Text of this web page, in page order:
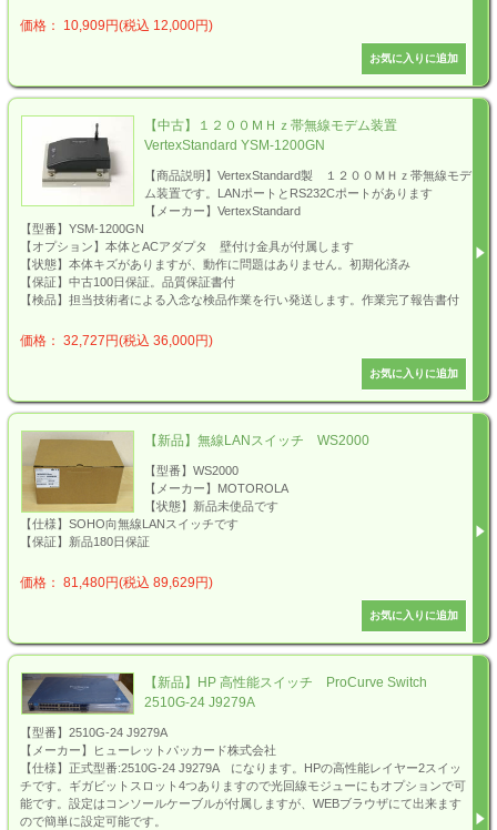
価格： 10,909円(税込 12,000円)
【中古】１２００ＭＨｚ帯無線モデム装置
VertexStandard YSM-1200GN
【商品説明】VertexStandard製 １２００ＭＨｚ帯無線モデ
ム装置です。LANポートとRS232Cポートがあります
【メーカー】VertexStandard
【型番】YSM-1200GN
【オプション】本体とACアダプタ 壁付け金具が付属します
【状態】本体キズがありますが、動作に問題はありません。初期化済み
【保証】中古100日保証。品質保証書付
【検品】担当技術者による入念な検品作業を行い発送します。作業完了報告書付
価格： 32,727円(税込 36,000円)
【新品】無線LANスイッチ WS2000
【型番】WS2000
【メーカー】MOTOROLA
【状態】新品未使品です
【仕様】SOHO向無線LANスイッチです
【保証】新品180日保証
価格： 81,480円(税込 89,629円)
【新品】HP 高性能スイッチ ProCurve Switch
2510G-24 J9279A
【型番】2510G-24 J9279A
【メーカー】ヒューレットパッカード株式会社
【仕様】正式型番:2510G-24 J9279A になります。HPの高性能レイヤー2スイッ
チです。ギガビットスロット4つありますので光回線モジューにもオプションで可
能です。設定はコンソールケーブルが付属しますが、WEBブラウザにて出来ます
ので簡単に設定可能です。